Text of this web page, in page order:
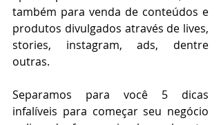
também para venda de conteúdos e
produtos divulgados através de lives,
stories, instagram, ads, dentre
outras.
Separamos para você 5 dicas
infalíveis para começar seu negócio